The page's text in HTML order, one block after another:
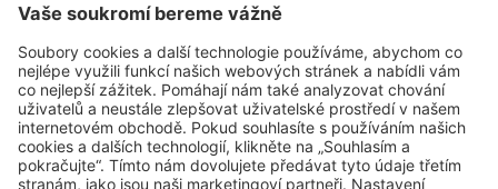
Ochrana osobních údajů
Aplikace Travel FREE ke stažení